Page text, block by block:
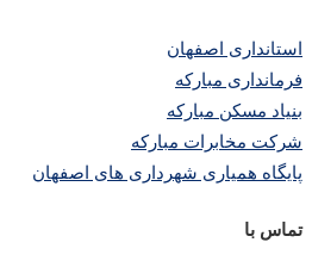
استانداری اصفهان
فرمانداری مبارکه
بنیاد مسکن مبارکه
شرکت مخابرات مبارکه
پایگاه همیاری شهرداری های اصفهان
تماس با